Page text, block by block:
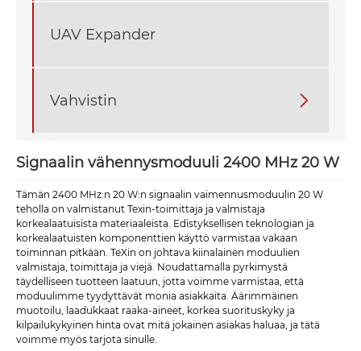
UAV Expander
Vahvistin 
Signaalin vähennysmoduuli 2400 MHz 20 W
Tämän 2400 MHz:n 20 W:n signaalin vaimennusmoduulin 20 W
teholla on valmistanut Texin-toimittaja ja valmistaja
korkealaatuisista materiaaleista. Edistyksellisen teknologian ja
korkealaatuisten komponenttien käyttö varmistaa vakaan
toiminnan pitkään. TeXin on johtava kiinalainen moduulien
valmistaja, toimittaja ja viejä. Noudattamalla pyrkimystä
täydelliseen tuotteen laatuun, jotta voimme varmistaa, että
moduulimme tyydyttävät monia asiakkaita. Äärimmäinen
muotoilu, laadukkaat raaka-aineet, korkea suorituskyky ja
kilpailukykyinen hinta ovat mitä jokainen asiakas haluaa, ja tätä
voimme myös tarjota sinulle.